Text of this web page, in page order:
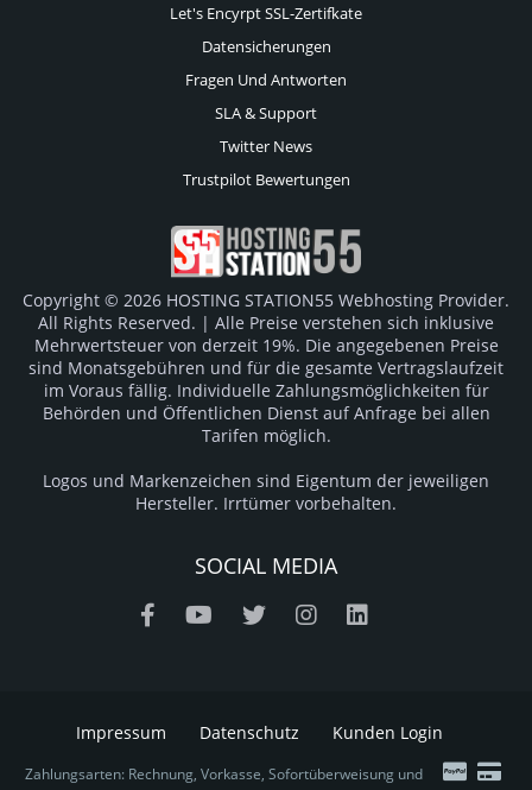
Let's Encyrpt SSL-Zertifkate
Datensicherungen
Fragen Und Antworten
SLA & Support
Twitter News
Trustpilot Bewertungen
Copyright © 2026 HOSTING STATION55 Webhosting Provider.
All Rights Reserved. | Alle Preise verstehen sich inklusive
Mehrwertsteuer von derzeit 19%. Die angegebenen Preise
sind Monatsgebühren und für die gesamte Vertragslaufzeit
im Voraus fällig. Individuelle Zahlungsmöglichkeiten für
Behörden und Öffentlichen Dienst auf Anfrage bei allen
Tarifen möglich.
Logos und Markenzeichen sind Eigentum der jeweiligen
Hersteller. Irrtümer vorbehalten.
SOCIAL MEDIA
Impressum Datenschutz Kunden Login
Zahlungsarten: Rechnung, Vorkasse, Sofortüberweisung und